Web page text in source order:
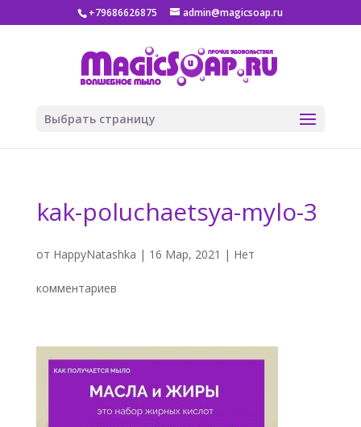
+79686626875 admin@magicsoap.ru
Выбрать страницу
kak-poluchaetsya-mylo-3
от HappyNatashka | 16 Мар, 2021 | Нет
комментариев